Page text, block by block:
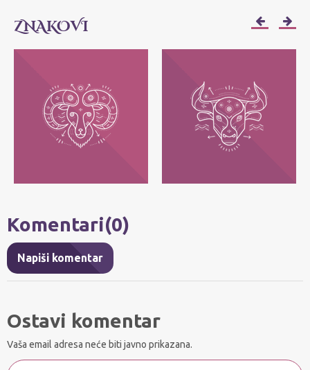
ZNAKOVI
OVAN
Njihov moto je: Ja sam! Najvažnije im je
da svako može da bude ono što jeste, bez
pretvaranja.
BIK
Njihov moto je: Ja imam - posedujem!
Najvažnije im je da zadrže ono što im
pripada.
Komentari(0)
Napiši komentar
Ostavi komentar
Vaša email adresa neće biti javno prikazana.